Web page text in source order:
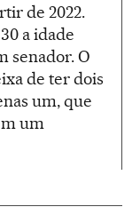
de 2022.
a idade
senador. O
de ter dois
um, que
um